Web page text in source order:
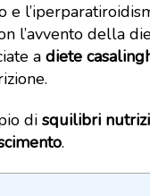
e
l’avvento della
a diete
di squilibri
.